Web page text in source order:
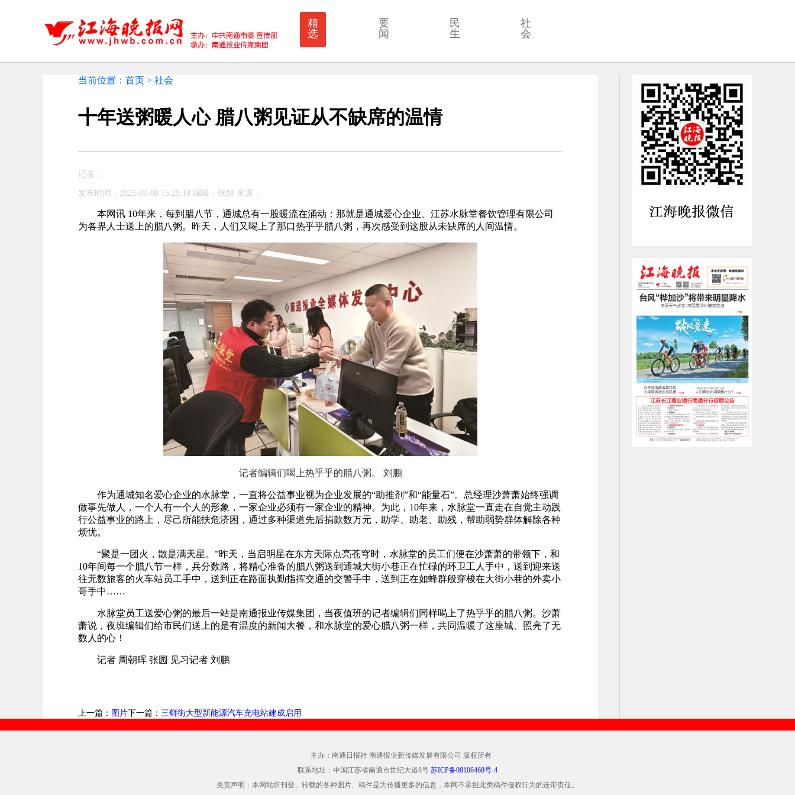
精
选
要
闻
民
生
社
会
当前位置：首页 > 社会
十年送粥暖人心 腊八粥见证从不缺席的温情
记者：
发布时间：2025-01-08 15:29:18 编辑：张姮 来源：
本网讯 10年来，每到腊八节，通城总有一股暖流在涌动：那就是通城爱心企业、江苏水脉堂餐饮管理有限公司
为各界人士送上的腊八粥。昨天，人们又喝上了那口热乎乎腊八粥，再次感受到这股从未缺席的人间温情。
记者编辑们喝上热乎乎的腊八粥。 刘鹏
作为通城知名爱心企业的水脉堂，一直将公益事业视为企业发展的“助推剂”和“能量石”。总经理沙萧萧始终强调
做事先做人，一个人有一个人的形象，一家企业必须有一家企业的精神。为此，10年来，水脉堂一直走在自觉主动践
行公益事业的路上，尽己所能扶危济困，通过多种渠道先后捐款数万元，助学、助老、助残，帮助弱势群体解除各种
烦忧。
“聚是一团火，散是满天星。”昨天，当启明星在东方天际点亮苍穹时，水脉堂的员工们便在沙萧萧的带领下，和
10年间每一个腊八节一样，兵分数路，将精心准备的腊八粥送到通城大街小巷正在忙碌的环卫工人手中，送到迎来送
往无数旅客的火车站员工手中，送到正在路面执勤指挥交通的交警手中，送到正在如蜂群般穿梭在大街小巷的外卖小
哥手中……
水脉堂员工送爱心粥的最后一站是南通报业传媒集团，当夜值班的记者编辑们同样喝上了热乎乎的腊八粥。沙萧
萧说，夜班编辑们给市民们送上的是有温度的新闻大餐，和水脉堂的爱心腊八粥一样，共同温暖了这座城、照亮了无
数人的心！
记者 周朝晖 张园 见习记者 刘鹏
上一篇： 图片下一篇： 三鲜街大型新能源汽车充电站建成启用
主办：南通日报社 南通报业新传媒发展有限公司 版权所有
联系地址：中国江苏省南通市世纪大道8号 苏ICP备08106468号-4
免责声明：本网站所刊登、转载的各种图片、稿件是为传播更多的信息，本网不承担此类稿件侵权行为的连带责任。